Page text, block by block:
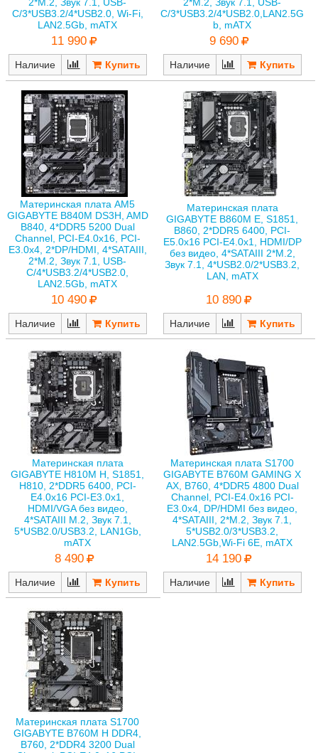
C/3*USB3.2/4*USB2.0, Wi-Fi,
LAN2.5Gb, mATX
11 990
Наличие
C/3*USB3.2/4*USB2.0,LAN2.5G
b, mATX
9 690
Наличие
Материнская плата AM5
GIGABYTE B840M DS3H, AMD
B840, 4*DDR5 5200 Dual
Channel, PCI-E4.0x16, PCI-
E3.0x4, 2*DP/HDMI, 4*SATAIII,
2*M.2, Звук 7.1, USB-
C/4*USB3.2/4*USB2.0,
LAN2.5Gb, mATX
10 490
Наличие
Материнская плата
GIGABYTE B860M E, S1851,
B860, 2*DDR5 6400, PCI-
E5.0x16 PCI-E4.0x1, HDMI/DP
без видео, 4*SATAIII 2*M.2,
Звук 7.1, 4*USB2.0/2*USB3.2,
LAN, mATX
10 890
Наличие
Материнская плата
GIGABYTE H810M H, S1851,
H810, 2*DDR5 6400, PCI-
E4.0x16 PCI-E3.0x1,
HDMI/VGA без видео,
4*SATAIII M.2, Звук 7.1,
5*USB2.0/USB3.2, LAN1Gb,
mATX
8 490
Наличие
Материнская плата S1700
GIGABYTE B760M GAMING X
AX, B760, 4*DDR5 4800 Dual
Channel, PCI-E4.0x16 PCI-
E3.0x4, DP/HDMI без видео,
4*SATAIII, 2*M.2, Звук 7.1,
5*USB2.0/3*USB3.2,
LAN2.5Gb,Wi-Fi 6E, mATX
14 190
Наличие
Материнская плата S1700
GIGABYTE B760M H DDR4,
B760, 2*DDR4 3200 Dual